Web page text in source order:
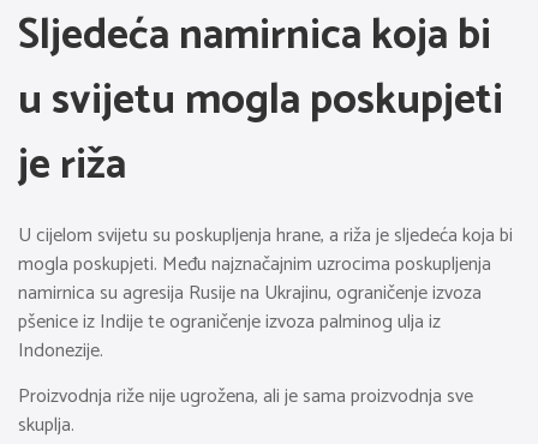
Sljedeća namirnica koja bi
u svijetu mogla poskupjeti
je riža
U cijelom svijetu su poskupljenja hrane, a riža je sljedeća koja bi
mogla poskupjeti. Među najznačajnim uzrocima poskupljenja
namirnica su agresija Rusije na Ukrajinu, ograničenje izvoza
pšenice iz Indije te ograničenje izvoza palminog ulja iz
Indonezije.
Proizvodnja riže nije ugrožena, ali je sama proizvodnja sve
skuplja.